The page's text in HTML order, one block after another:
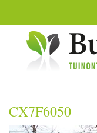
CX7F6050